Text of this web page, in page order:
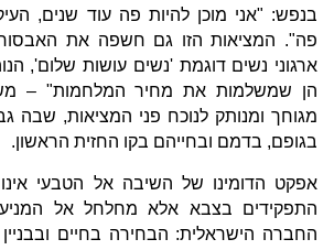
בנפש: "אני מוכן להיות פה עוד שנים,
פה". המציאות הזו גם חשפה את
ארגוני נשים דוגמת 'נשים עושות שלום',
הן שמשלמות את מחיר המלחמות" –
מגוחך ומנותק לנוכח פני המציאות, שבה
בגופם, בדמם ובחייהם בקו החזית הראשון.
אפקט הדומינו של השיבה אל הטבעי
התפקידים בצבא אלא מחלחל אל
החברה הישראלית: הבחירה בחיים